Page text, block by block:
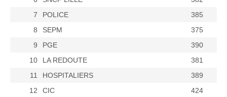
7
POLICE
385
8
SEPM
375
9
PGE
390
10
LA REDOUTE
381
11
HOSPITALIERS
389
12
CIC
424